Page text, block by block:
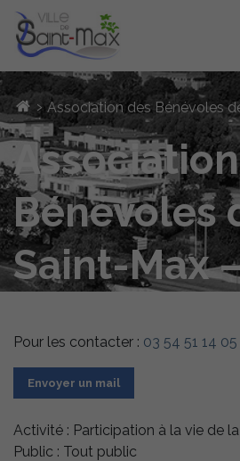
› Association des Bénévoles
Bénévoles
Saint-Max
Pour les contacter : 03 54 51 14
Envoyer un mail
Activité : Participation à la vie de
Public : Tout public